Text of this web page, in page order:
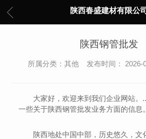
陕西春盛建材有限公司
陕西钢管批发
所属分类：其他 发布时间： 2026-
大家好，欢迎来到我们企业网站。
一些关于陕西钢管批发业务方面的信息。
陕西地处中国中部，历史悠久，文